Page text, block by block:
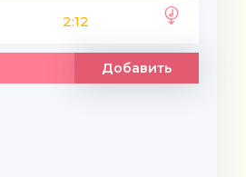
2:12
Добавить